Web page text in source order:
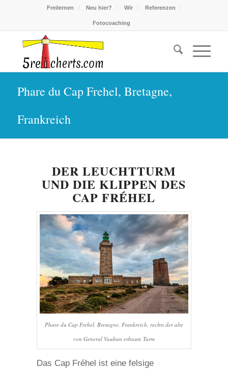
Freilernen Neu hier? Wir Referenzen
Fotocoaching
Phare du Cap Frehel, Bretagne,
Frankreich
DER LEUCHTTURM
UND DIE KLIPPEN DES
CAP FRÉHEL
Phare du Cap Frehel, Bretagne, Frankreich, rechts der alte
von General Vauban erbaute Turm
Das Cap Fréhel ist eine felsige